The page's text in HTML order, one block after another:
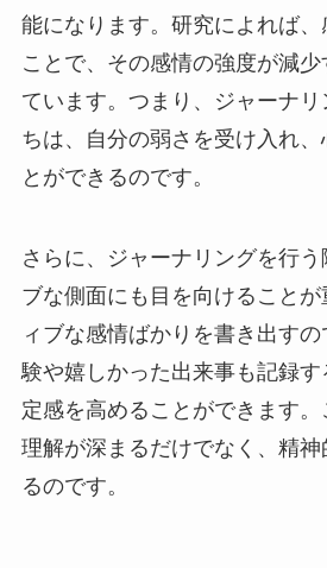
能になります。研究によれば
ことで、その感情の強度が減
ています。つまり、ジャーナ
ちは、自分の弱さを受け入れ、
とができるのです。
さらに、ジャーナリングを行
ブな側面にも目を向けること
ィブな感情ばかりを書き出す
験や嬉しかった出来事も記録
定感を高めることができます
理解が深まるだけでなく、精
るのです。